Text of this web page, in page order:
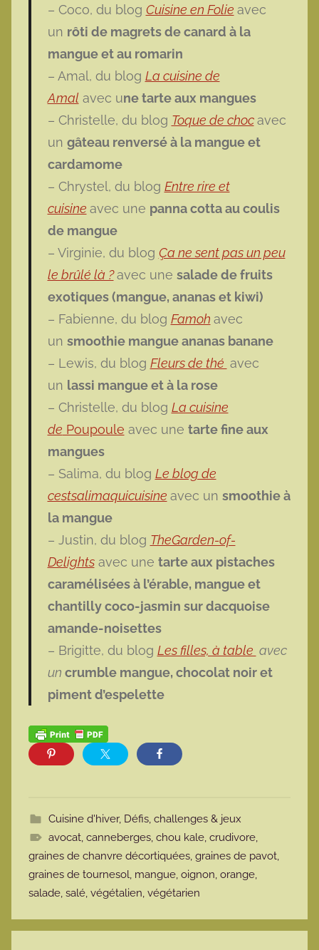
– Coco, du blog Cuisine en Folie avec
un rôti de magrets de canard à la
mangue et au romarin
– Amal, du blog La cuisine de
Amal avec une tarte aux mangues
– Christelle, du blog Toque de choc avec
un gâteau renversé à la mangue et
cardamome
– Chrystel, du blog Entre rire et
cuisine avec une panna cotta au coulis
de mangue
– Virginie, du blog Ça ne sent pas un peu
le brûlé là ? avec une salade de fruits
exotiques (mangue, ananas et kiwi)
– Fabienne, du blog Famoh avec
un smoothie mangue ananas banane
– Lewis, du blog Fleurs de thé avec
un lassi mangue et à la rose
– Christelle, du blog La cuisine
de Poupoule avec une tarte fine aux
mangues
– Salima, du blog Le blog de
cestsalimaquicuisine avec un smoothie à
la mangue
– Justin, du blog TheGarden-of-
Delightsavec une tarte aux pistaches
caramélisées à l’érable, mangue et
chantilly coco-jasmin sur dacquoise
amande-noisettes
– Brigitte, du blog Les filles, à table avec
un crumble mangue, chocolat noir et
piment d’espelette
Cuisine d'hiver, Défis, challenges & jeux
avocat, canneberges, chou kale, crudivore,
graines de chanvre décortiquées, graines de pavot,
graines de tournesol, mangue, oignon, orange,
salade, salé, végétalien, végétarien